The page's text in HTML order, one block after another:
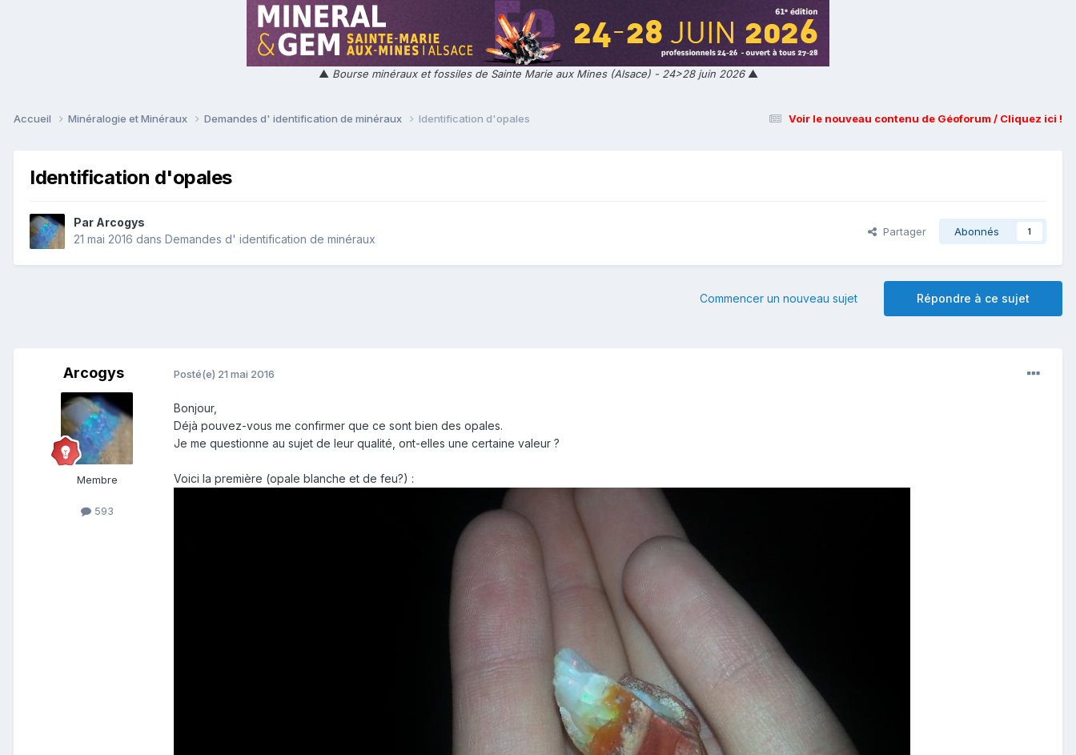
▲ Bourse minéraux et fossiles de Sainte Marie aux Mines (Alsace) - 24>28 juin 2026▲
Voir le nouveau contenu de Géoforum / Cliquez ici !
Accueil Minéralogie et Minéraux Demandes d' identification de minéraux Identification d'opales
Identification d'opales
Par Arcogys
21 mai 2016 dans Demandes d' identification de minéraux
Partager Abonnés 1
Répondre à ce sujet
Commencer un nouveau sujet
Arcogys
Membre
593
Posté(e) 21 mai 2016
Bonjour,
Déjà pouvez-vous me confirmer que ce sont bien des opales.
Je me questionne au sujet de leur qualité, ont-elles une certaine valeur ?
Voici la première (opale blanche et de feu?) :